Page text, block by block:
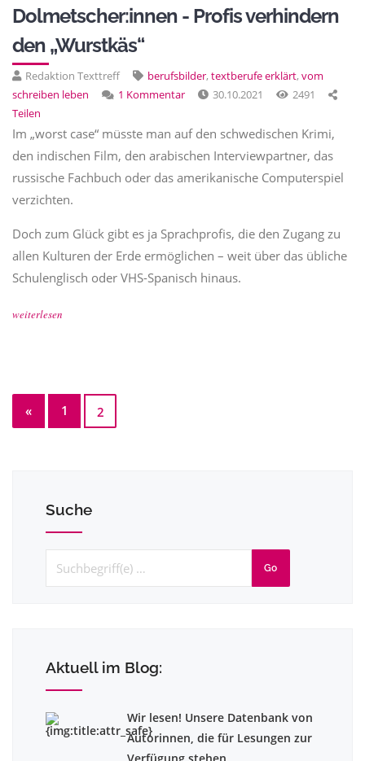
Dolmetscher:innen - Profis verhindern
den „Wurstkäs“
Redaktion Texttreff berufsbilder, textberufe erklärt, vom
schreiben leben
1 Kommentar 30.10.2021
2491
Teilen
Im „worst case“ müsste man auf den schwedischen Krimi,
den indischen Film, den arabischen Interviewpartner, das
russische Fachbuch oder das amerikanische Computerspiel
verzichten.
Doch zum Glück gibt es ja Sprachprofis, die den Zugang zu
allen Kulturen der Erde ermöglichen – weit über das übliche
Schulenglisch oder VHS-Spanisch hinaus.
weiterlesen
« 1 2
Suche
Go
Aktuell im Blog:
Wir lesen! Unsere Datenbank von
Autorinnen, die für Lesungen zur